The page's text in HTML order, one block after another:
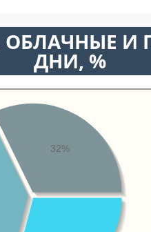
ОБЛАЧНЫЕ И
ДНИ, %
32%